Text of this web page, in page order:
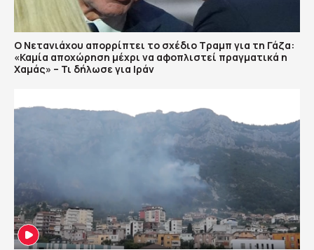
Ο Νετανιάχου απορρίπτει το σχέδιο Τραμπ για τη Γάζα:
«Καμία αποχώρηση μέχρι να αφοπλιστεί πραγματικά η
Χαμάς» – Τι δήλωσε για Ιράν